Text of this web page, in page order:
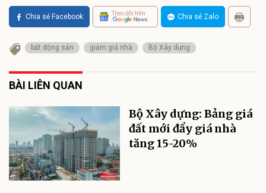
Chia sẻ Facebook Theo dõi trên Chia sẻ Zalo
bất động sản giảm giá nhà Bộ Xây dựng
BÀI LIÊN QUAN
Bộ Xây dựng: Bảng giá
đất mới đẩy giá nhà
tăng 15-20%